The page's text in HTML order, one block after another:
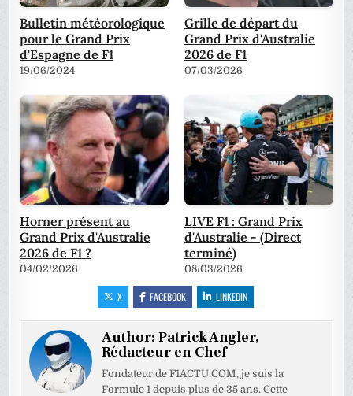
Bulletin météorologique
pour le Grand Prix
d'Espagne de F1
19/06/2024
Grille de départ du
Grand Prix d'Australie
2026 de F1
07/03/2026
Horner présent au
Grand Prix d'Australie
2026 de F1 ?
04/02/2026
LIVE F1 : Grand Prix
d'Australie - (Direct
terminé)
08/03/2026
X FACEBOOK LINKEDIN
Author:Patrick Angler,
Rédacteur en Chef
Fondateur de F1ACTU.COM, je suis la
Formule 1 depuis plus de 35 ans. Cette